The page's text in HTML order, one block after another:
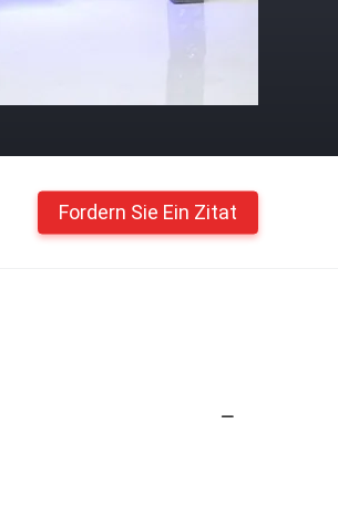
Fordern Sie Ein Zitat